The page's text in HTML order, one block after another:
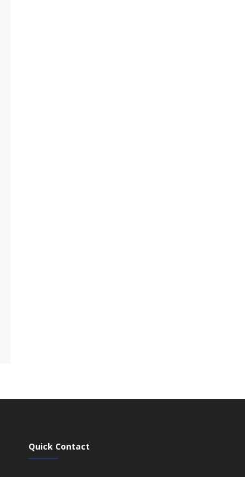
Quick Contact